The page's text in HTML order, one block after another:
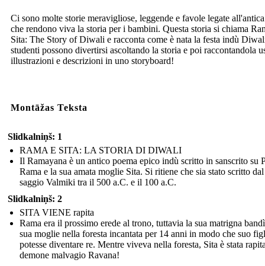
Ci sono molte storie meravigliose, leggende e favole legate
che rendono viva la storia per i bambini. Questa storia si chiama
Sita: The Story of Diwali e racconta come è nata la festa indù
studenti possono divertirsi ascoltando la storia e poi raccontandola
illustrazioni e descrizioni in uno storyboard!
Montāžas Teksta
Slidkalniņš: 1
RAMA E SITA: LA STORIA DI DIWALI
Il Ramayana è un antico poema epico indù scritto in sanscrito su
Rama e la sua amata moglie Sita. Si ritiene che sia stato scritto dal
saggio Valmiki tra il 500 a.C. e il 100 a.C.
Slidkalniņš: 2
SITA VIENE rapita
Rama era il prossimo erede al trono, tuttavia la sua matrigna
sua moglie nella foresta incantata per 14 anni in modo che suo
potesse diventare re. Mentre viveva nella foresta, Sita è stata
demone malvagio Ravana!